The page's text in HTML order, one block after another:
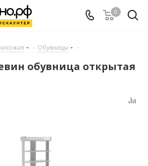
0
- Обувницы -
обувница открытая